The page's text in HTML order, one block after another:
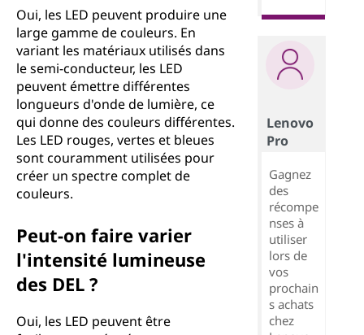
Oui, les LED peuvent produire une
large gamme de couleurs. En
variant les matériaux utilisés dans
le semi-conducteur, les LED
peuvent émettre différentes
longueurs d'onde de lumière, ce
qui donne des couleurs différentes.
Les LED rouges, vertes et bleues
sont couramment utilisées pour
créer un spectre complet de
couleurs.
Peut-on faire varier
l'intensité lumineuse
des DEL ?
Oui, les LED peuvent être
Lenovo
Pro
Gagnez
des
récompe
nses à
utiliser
lors de
vos
prochain
s achats
chez